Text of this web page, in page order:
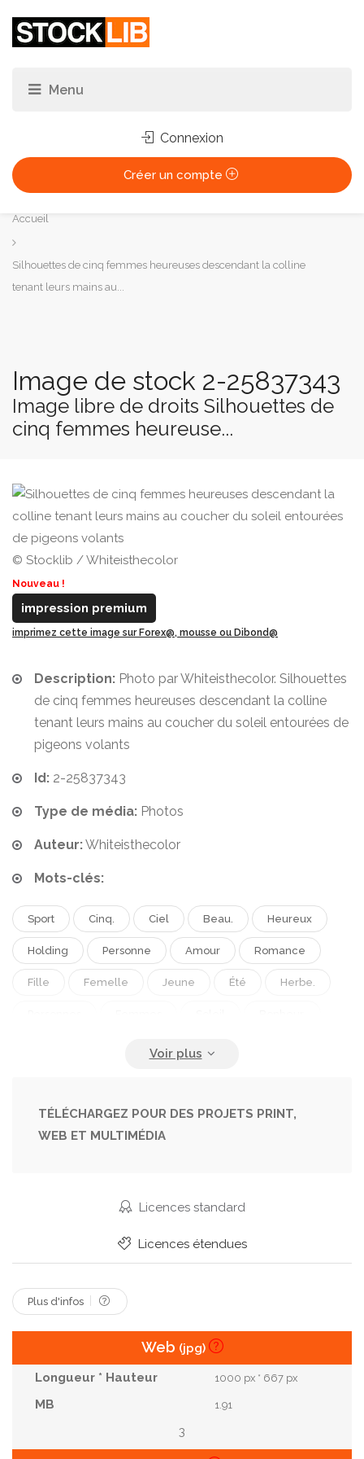
Connexion
Créer un compte
Vous
êtes
ici :
Accueil
Silhouettes de cinq femmes heureuses descendant la colline
tenant leurs mains au...
Image de stock 2-25837343
Image libre de droits Silhouettes de
cinq femmes heureuse...
© Stocklib / Whiteisthecolor
Nouveau !
impression premium
imprimez cette image sur Forex@, mousse ou Dibond@
Description: Photo par Whiteisthecolor. Silhouettes
de cinq femmes heureuses descendant la colline
tenant leurs mains au coucher du soleil entourées de
pigeons volants
Id: 2-25837343
Type de média: Photos
Auteur:Whiteisthecolor
Mots-clés:
Sport Cinq. Ciel Beau. Heureux
Holding Personne Amour Romance
Fille Femelle Jeune Été Herbe.
Vol.
Symbole Romantique Diversité Rêve
Femme Vers Le Bas
Aventure Être
Oiseaux
Ambiance Entouré
TÉLÉCHARGEZ POUR DES PROJETS PRINT,
WEB ET MULTIMÉDIA
Licences standard
Licences étendues
Plus d'infos
Web (jpg)
1000 px * 667 px
1.91
3